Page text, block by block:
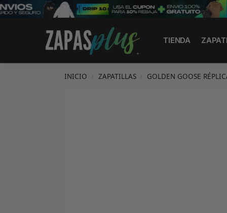
TIENDA
Search
INICIO ZAPATILLAS GOLDEN GOOSE